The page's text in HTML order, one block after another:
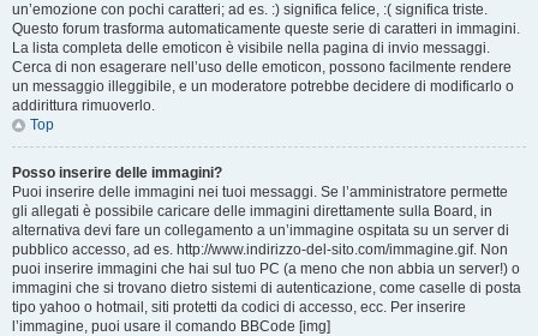
un’emozione con pochi caratteri; ad es. :) significa felice, :( significa triste.
Questo forum trasforma automaticamente queste serie di caratteri in immagini.
La lista completa delle emoticon è visibile nella pagina di invio messaggi.
Cerca di non esagerare nell’uso delle emoticon, possono facilmente rendere
un messaggio illeggibile, e un moderatore potrebbe decidere di modificarlo o
addirittura rimuoverlo.
Top
Posso inserire delle immagini?
Puoi inserire delle immagini nei tuoi messaggi. Se l’amministratore permette
gli allegati è possibile caricare delle immagini direttamente sulla Board, in
alternativa devi fare un collegamento a un’immagine ospitata su un server di
pubblico accesso, ad es. http://www.indirizzo-del-sito.com/immagine.gif. Non
puoi inserire immagini che hai sul tuo PC (a meno che non abbia un server!) o
immagini che si trovano dietro sistemi di autenticazione, come caselle di posta
tipo yahoo o hotmail, siti protetti da codici di accesso, ecc. Per inserire
l’immagine, puoi usare il comando BBCode [img]